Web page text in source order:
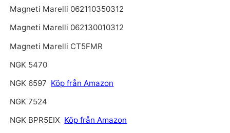
Magneti Marelli 062110350312
Magneti Marelli 062130010312
Magneti Marelli CT5FMR
NGK 5470
NGK 6597 Köp från Amazon
NGK 7524
NGK BPR5EIX Köp från Amazon